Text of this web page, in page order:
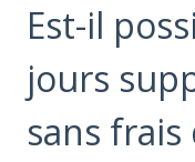
Est-il
jours
sans